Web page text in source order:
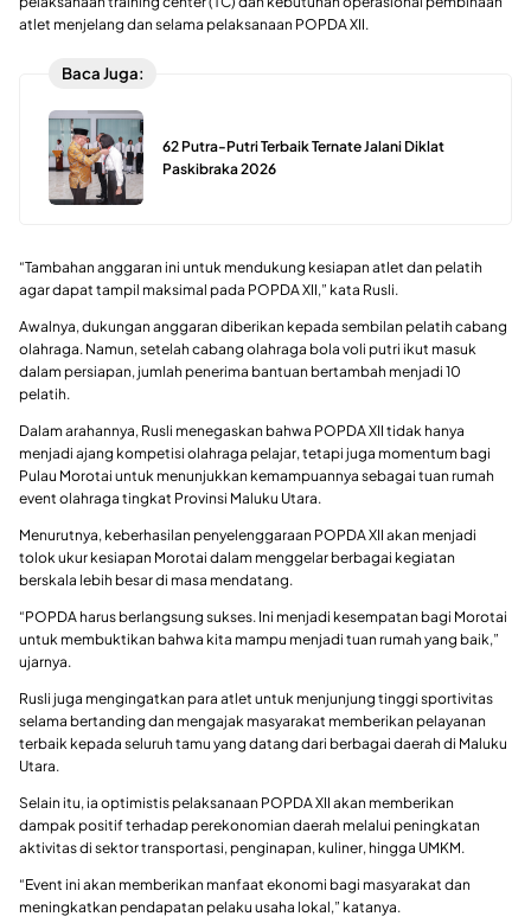
atlet menjelang dan selama pelaksanaan POPDA XII.
Baca Juga:
62 Putra-Putri Terbaik Ternate Jalani Diklat
Paskibraka 2026
“Tambahan anggaran ini untuk mendukung kesiapan atlet dan pelatih
agar dapat tampil maksimal pada POPDA XII,” kata Rusli.
Awalnya, dukungan anggaran diberikan kepada sembilan pelatih cabang
olahraga. Namun, setelah cabang olahraga bola voli putri ikut masuk
dalam persiapan, jumlah penerima bantuan bertambah menjadi 10
pelatih.
Dalam arahannya, Rusli menegaskan bahwa POPDA XII tidak hanya
menjadi ajang kompetisi olahraga pelajar, tetapi juga momentum bagi
Pulau Morotai untuk menunjukkan kemampuannya sebagai tuan rumah
event olahraga tingkat Provinsi Maluku Utara.
Menurutnya, keberhasilan penyelenggaraan POPDA XII akan menjadi
tolok ukur kesiapan Morotai dalam menggelar berbagai kegiatan
berskala lebih besar di masa mendatang.
“POPDA harus berlangsung sukses. Ini menjadi kesempatan bagi Morotai
untuk membuktikan bahwa kita mampu menjadi tuan rumah yang baik,”
ujarnya.
Rusli juga mengingatkan para atlet untuk menjunjung tinggi sportivitas
selama bertanding dan mengajak masyarakat memberikan pelayanan
terbaik kepada seluruh tamu yang datang dari berbagai daerah di Maluku
Utara.
Selain itu, ia optimistis pelaksanaan POPDA XII akan memberikan
dampak positif terhadap perekonomian daerah melalui peningkatan
aktivitas di sektor transportasi, penginapan, kuliner, hingga UMKM.
“Event ini akan memberikan manfaat ekonomi bagi masyarakat dan
meningkatkan pendapatan pelaku usaha lokal,” katanya.